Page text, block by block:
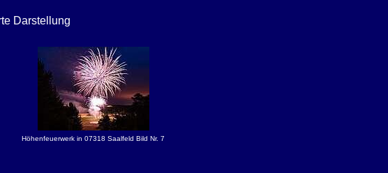
Darstellung
Höhenfeuerwerk in 07318 Saalfeld Bild Nr. 7